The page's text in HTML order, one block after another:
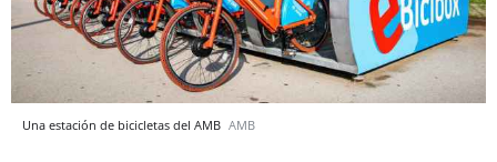
Una estación de bicicletas del AMB AMB